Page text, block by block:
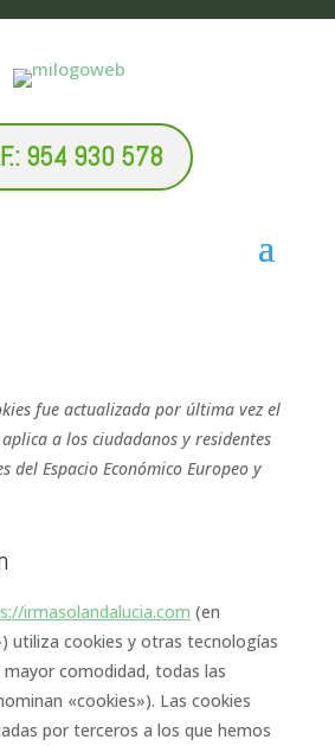
954 930 578
fue actualizada por última vez el
a los ciudadanos y residentes
del Espacio Económico Europeo y
irmasolandalucia.com (en
utiliza cookies y otras tecnologías
mayor comodidad, todas las
«cookies»). Las cookies
por terceros a los que hemos